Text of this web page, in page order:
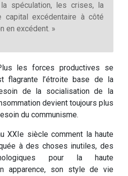
la spéculation, les crises, la
capital excédentaire à côté
en excédent. »
les forces productives se
flagrante l’étroite base de la
de la socialisation de la
devient toujours plus
du communisme.
XXIe siècle comment la haute
à des choses inutiles, des
pour la haute
apparence, son style de vie